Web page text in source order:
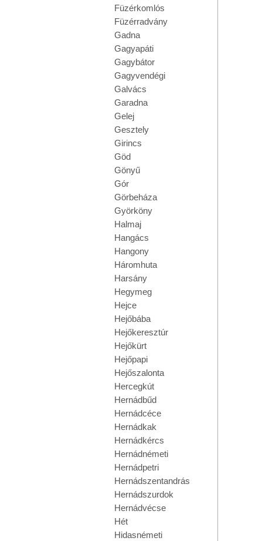
Füzérkomlós
Füzérradvány
Gadna
Gagyapáti
Gagybátor
Gagyvendégi
Galvács
Garadna
Gelej
Gesztely
Girincs
Göd
Gönyű
Gór
Görbeháza
Györköny
Halmaj
Hangács
Hangony
Háromhuta
Harsány
Hegymeg
Hejce
Hejőbába
Hejőkeresztúr
Hejőkürt
Hejőpapi
Hejőszalonta
Hercegkút
Hernádbűd
Hernádcéce
Hernádkak
Hernádkércs
Hernádnémeti
Hernádpetri
Hernádszentandrás
Hernádszurdok
Hernádvécse
Hét
Hidasnémeti